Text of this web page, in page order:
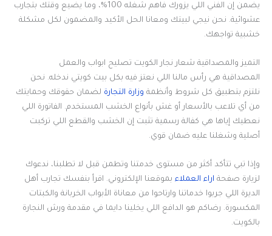
يضمن إن الفني اللي يزورك فاهم شغله 100%، وما يضيع وقتك بتجارب
عشوائية. نحن نيجي لبيتك ومعانا الحل الأكيد والمضمون لكل مشكلة
خشبية تواجهك.
التميز والمصداقية شعار نجار الكويت تصليح ابواب والعمل
المصداقية هي رأس مالنا اللي نعتز فيه بكل بيت كويتي ندخله. نحن
نلتزم بتطبيق كل شروط وأنظمة وزارة التجارة لضمان حقوقك وحمايتك
من أي تلاعب بالأسعار أو غش بأنواع الخشب المستخدم. الفاتورة اللي
نعطيك إياها هي كفالة رسمية تثبت إن الخشب والقطع اللي تركبت
أصلية وشغلنا عليه ضمان قوي.
وإذا تبي تتأكد أكثر من مستوى خدمتنا وتطمن قبل لا تطلبنا، ندعوك
لزيارة صفحة اراء العملاء بموقعنا الإلكتروني. اقرأ بنفسك تجارب أهل
الديرة اللي جربوا خدماتنا وارتاحوا من معاناة الأبواب الخربانة والكبتات
المكسورة. رضاكم هو الدافع اللي يخلينا دايما في مقدمة ورش النجارة
بالكويت.